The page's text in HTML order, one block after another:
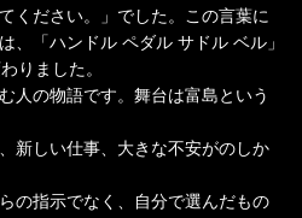
ください。」でした。この言葉に
、「ハンドル ペダル サドル ベル」
りました。
人の物語です。舞台は富島という
新しい仕事、大きな不安がのしか
の指示でなく、自分で選んだもの